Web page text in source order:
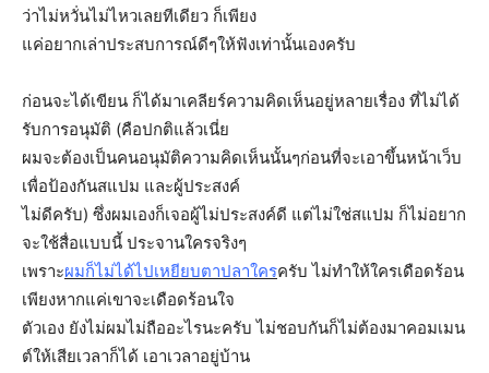
ว่าไม่หวั่นไม่ไหวเลยทีเดียว ก็เพียง
แค่อยากเล่าประสบการณ์ดีๆให้ฟังเท่านั้นเองครับ
ก่อนจะได้เขียน ก็ได้มาเคลียร์ความคิดเห็นอยู่หลายเรื่อง ที่ไม่ได้
รับการอนุมัติ (คือปกติแล้วเนี่ย
ผมจะต้องเป็นคนอนุมัติความคิดเห็นนั้นๆก่อนที่จะเอาขึ้นหน้าเว็บ
เพื่อป้องกันสแปม และผู้ประสงค์
ไม่ดีครับ) ซึ่งผมเองก็เจอผู้ไม่ประสงค์ดี แต่ไม่ใช่สแปม ก็ไม่อยาก
จะใช้สื่อแบบนี้ ประจานใครจริงๆ
เพราะผมก็ไม่ได้ไปเหยียบตาปลาใครครับ ไม่ทำให้ใครเดือดร้อน
เพียงหากแค่เขาจะเดือดร้อนใจ
ตัวเอง ยังไม่ผมไม่ถืออะไรนะครับ ไม่ชอบกันก็ไม่ต้องมาคอมเมน
ต์ให้เสียเวลาก็ได้ เอาเวลาอยู่บ้าน